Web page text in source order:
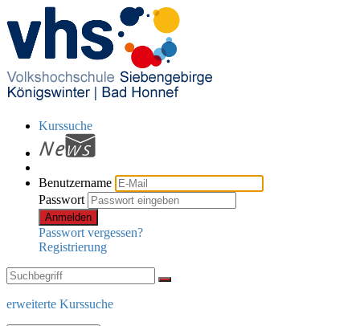
Kurssuche
Benutzername
Passwort
Anmelden
Passwort vergessen?
Registrierung
erweiterte Kurssuche